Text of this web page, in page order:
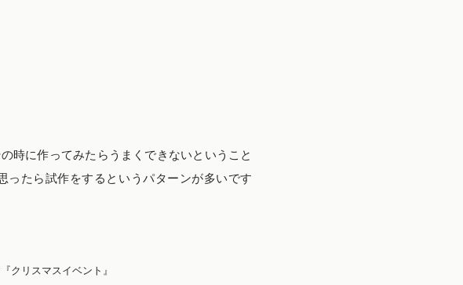
時に作ってみたらうまくできないということ
ったら試作をするというパターンが多いです
クリスマスイベント』